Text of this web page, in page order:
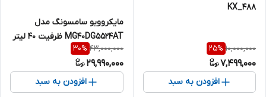
KX_488
10,000,000
25%
7,499,000
افزودن به سبد
مایکروویو سامسونگ مدل
MG40DG5524AT ظرفیت ۴۰ لیتر
43,000,000
30%
29,990,000
افزودن به سبد